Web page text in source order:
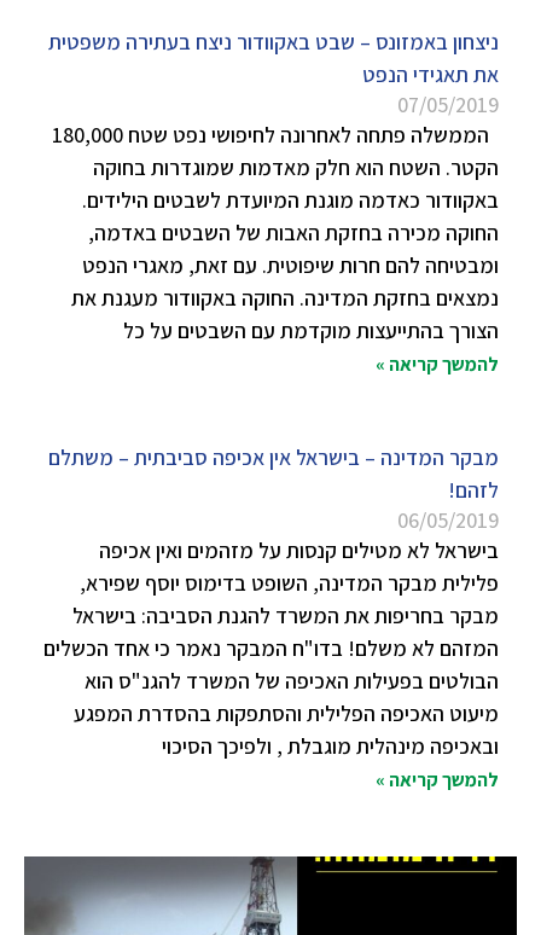
ניצחון באמזונס – שבט באקוודור ניצח בעתירה משפטית
את תאגידי הנפט
07/05/2019
הממשלה פתחה לאחרונה לחיפושי נפט שטח 180,000
הקטר. השטח הוא חלק מאדמות שמוגדרות בחוקה
באקוודור כאדמה מוגנת המיועדת לשבטים הילידים.
החוקה מכירה בחזקת האבות של השבטים באדמה,
ומבטיחה להם חרות שיפוטית. עם זאת, מאגרי הנפט
נמצאים בחזקת המדינה. החוקה באקוודור מעגנת את
הצורך בהתייעצות מוקדמת עם השבטים על כל
להמשך קריאה »
מבקר המדינה – בישראל אין אכיפה סביבתית – משתלם
לזהם!
06/05/2019
בישראל לא מטילים קנסות על מזהמים ואין אכיפה
פלילית מבקר המדינה, השופט בדימוס יוסף שפירא,
מבקר בחריפות את המשרד להגנת הסביבה: בישראל
המזהם לא משלם! בדו"ח המבקר נאמר כי אחד הכשלים
הבולטים בפעילות האכיפה של המשרד להגנ"ס הוא
מיעוט האכיפה הפלילית והסתפקות בהסדרת המפגע
ובאכיפה מינהלית מוגבלת , ולפיכך הסיכוי
להמשך קריאה »